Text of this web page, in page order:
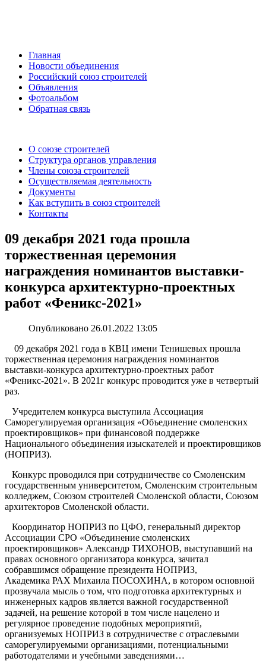
Главная
Новости объединения
Российский союз строителей
Объявления
Фотоальбом
Обратная связь
О союзе строителей
Структура органов управления
Члены союза строителей
Осуществляемая деятельность
Документы
Как вступить в союз строителей
Контакты
09 декабря 2021 года прошла
торжественная церемония
награждения номинантов выставки-
конкурса архитектурно-проектных
работ «Феникс-2021»
Опубликовано 26.01.2022 13:05
09 декабря 2021 года в КВЦ имени Тенишевых прошла
торжественная церемония награждения номинантов
выставки-конкурса архитектурно-проектных работ
«Феникс-2021». В 2021г конкурс проводится уже в четвертый
раз.
Учредителем конкурса выступила Ассоциация
Саморегулируемая организация «Объединение смоленских
проектировщиков» при финансовой поддержке
Национального объединения изыскателей и проектировщиков
(НОПРИЗ).
Конкурс проводился при сотрудничестве со Смоленским
государственным университетом, Смоленским строительным
колледжем, Союзом строителей Смоленской области, Союзом
архитекторов Смоленской области.
Координатор НОПРИЗ по ЦФО, генеральный директор
Ассоциации СРО «Объединение смоленских
проектировщиков» Александр ТИХОНОВ, выступавший на
правах основного организатора конкурса, зачитал
собравшимся обращение президента НОПРИЗ,
Академика РАХ Михаила ПОСОХИНА, в котором основной
прозвучала мысль о том, что подготовка архитектурных и
инженерных кадров является важной государственной
задачей, на решение которой в том числе нацелено и
регулярное проведение подобных мероприятий,
организуемых НОПРИЗ в сотрудничестве с отраслевыми
саморегулируемыми организациями, потенциальными
работодателями и учебными заведениями…